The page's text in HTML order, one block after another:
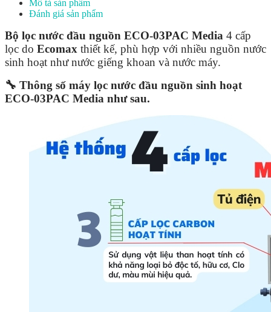
Mô tả sản phẩm
Đánh giá sản phẩm
Bộ lọc nước đầu nguồn ECO-03PAC Media 4 cấp
lọc do Ecomax thiết kế, phù hợp với nhiều nguồn nước
sinh hoạt như nước giếng khoan và nước máy.
🔧 Thông số máy lọc nước đầu nguồn sinh hoạt
ECO-03PAC Media như sau.